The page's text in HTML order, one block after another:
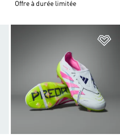
Offre à durée limitée
Ajouter à la Liste de produits